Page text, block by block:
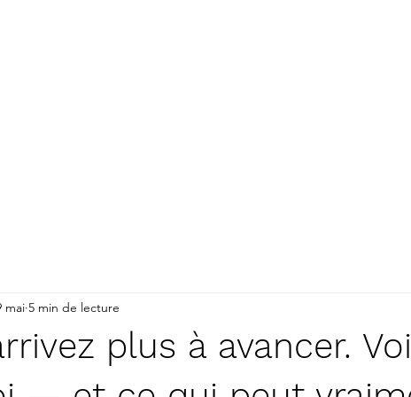
plus à avancer.
mai 5 min de lecture